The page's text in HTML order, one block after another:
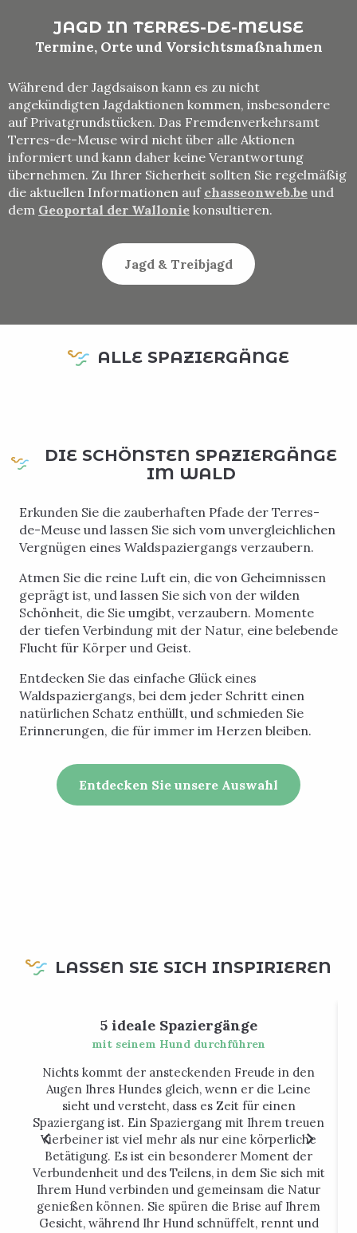
JAGD IN TERRES-DE-MEUSE
Termine, Orte und Vorsichtsmaßnahmen
Während der Jagdsaison kann es zu nicht
angekündigten Jagdaktionen kommen, insbesondere
auf Privatgrundstücken. Das Fremdenverkehrsamt
Terres-de-Meuse wird nicht über alle Aktionen
informiert und kann daher keine Verantwortung
übernehmen. Zu Ihrer Sicherheit sollten Sie regelmäßig
die aktuellen Informationen auf chasseonweb.be und
dem Geoportal der Wallonie konsultieren.
Jagd & Treibjagd
ALLE SPAZIERGÄNGE
eine zauberhafte Reise durch die Natur der
DIE SCHÖNSTEN SPAZIERGÄNGE
IM WALD
Erkunden Sie die zauberhaften Pfade der Terres-
de-Meuse und lassen Sie sich vom unvergleichlichen
Vergnügen eines Waldspaziergangs verzaubern.
Atmen Sie die reine Luft ein, die von Geheimnissen
geprägt ist, und lassen Sie sich von der wilden
Schönheit, die Sie umgibt, verzaubern. Momente
der tiefen Verbindung mit der Natur, eine belebende
Flucht für Körper und Geist.
Entdecken Sie das einfache Glück eines
Waldspaziergangs, bei dem jeder Schritt einen
natürlichen Schatz enthüllt, und schmieden Sie
Erinnerungen, die für immer im Herzen bleiben.
Entdecken Sie unsere Auswahl
LASSEN SIE SICH INSPIRIEREN
5 ideale Spaziergänge
mit seinem Hund durchführen
Nichts kommt der ansteckenden Freude in den
Augen Ihres Hundes gleich, wenn er die Leine
sieht und versteht, dass es Zeit für einen
Spaziergang ist. Ein Spaziergang mit Ihrem treuen
Vierbeiner ist viel mehr als nur eine körperliche
Betätigung. Es ist ein besonderer Moment der
Verbundenheit und des Teilens, in dem Sie sich mit
Ihrem Hund verbinden und gemeinsam die Natur
genießen können. Sie spüren die Brise auf Ihrem
Gesicht, während Ihr Hund schnüffelt, rennt und